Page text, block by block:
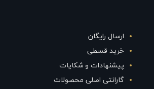
ارسال رایگان
خرید قسطی
پیشنهادات و شکایات
گارانتی اصلی محصولات